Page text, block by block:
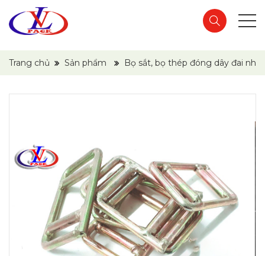
Trang chủ Sản phẩm Bọ sắt, bọ thép đóng dây đai